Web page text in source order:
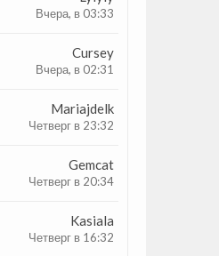
Вчера, в 03:33
Cursey
Вчера, в 02:31
Mariajdelk
Четверг в 23:32
Gemcat
Четверг в 20:34
Kasiala
Четверг в 16:32